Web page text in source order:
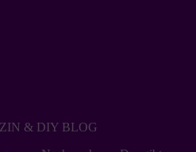
& DIY BLOG